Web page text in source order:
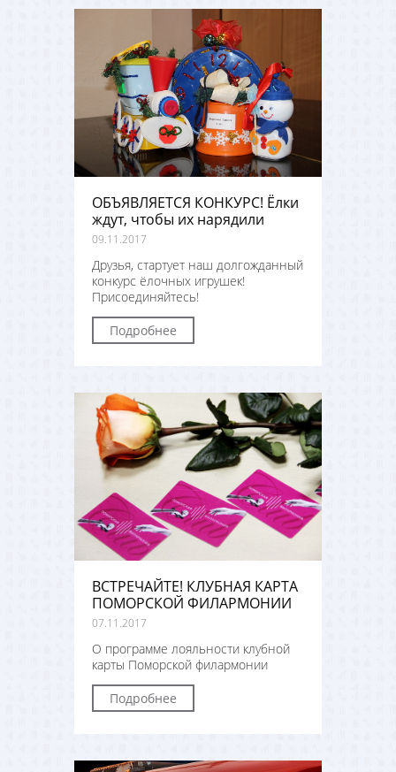
ОБЪЯВЛЯЕТСЯ КОНКУРС! Ёлки
ждут, чтобы их нарядили
09.11.2017
Друзья, стартует наш долгожданный
конкурс ёлочных игрушек!
Присоединяйтесь!
Подробнее
ВСТРЕЧАЙТЕ! КЛУБНАЯ КАРТА
ПОМОРСКОЙ ФИЛАРМОНИИ
07.11.2017
О программе лояльности клубной
карты Поморской филармонии
Подробнее